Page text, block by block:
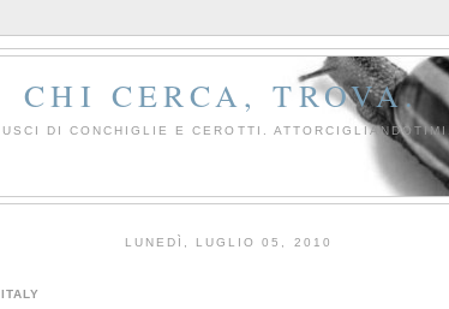
CHI CERCA, TROVA.
DI CONCHIGLIE E CEROTTI. ATTORCIGLIANDOTIMI.
LUNEDÌ, LUGLIO 05, 2010